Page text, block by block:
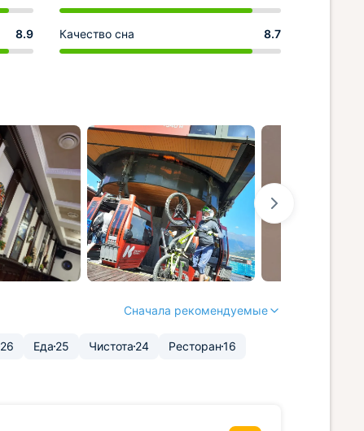
8.9 Качество сна 8.7
Сначала рекомендуемые
26 Еда 25 Чистота 24 Ресторан16